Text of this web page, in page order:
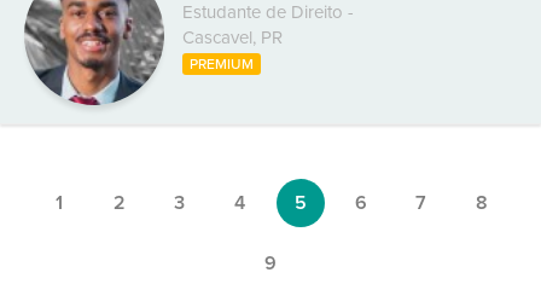
Estudante de Direito -
Cascavel, PR
PREMIUM
1 2 3 4 5 6 7 8
9